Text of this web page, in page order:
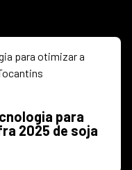
para
2025 de soja